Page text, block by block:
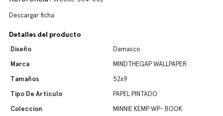
Descargar ficha
Detalles del producto
Diseño
Damasco
Marca
MINDTHEGAP WALLPAPER
Tamaños
52x9
Tipo De Artículo
PAPEL PINTADO
Coleccion
MINNIE KEMP WP- BOOK